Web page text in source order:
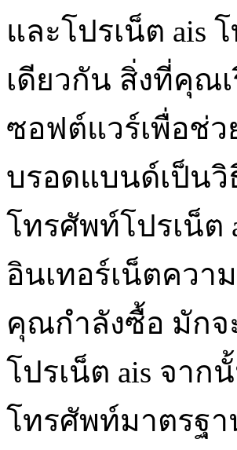
และโปรเน็ต ais
เดียวกัน สิ่งที่คุณ
ซอฟต์แวร์เพื่อช่ว
บรอดแบนด์เป็น
โทรศัพท์โปรเน็ต
อินเทอร์เน็ตควา
คุณกำลังซื้อ มัก
โปรเน็ต ais จา
โทรศัพท์มาตรฐา